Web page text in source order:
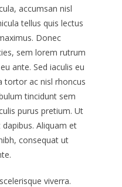
accumsan nisl
tellus quis lectus
Donec
sem lorem rutrum
ante. Sed iaculis eu
tortor ac nisl rhoncus
tincidunt sem
purus pretium. Ut
Aliquam et
consequat ut
viverra.